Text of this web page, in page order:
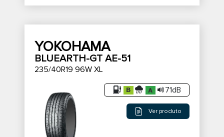
YOKOHAMA
BLUEARTH-GT AE-51
235/40R19 96W XL
71dB
Ver produto